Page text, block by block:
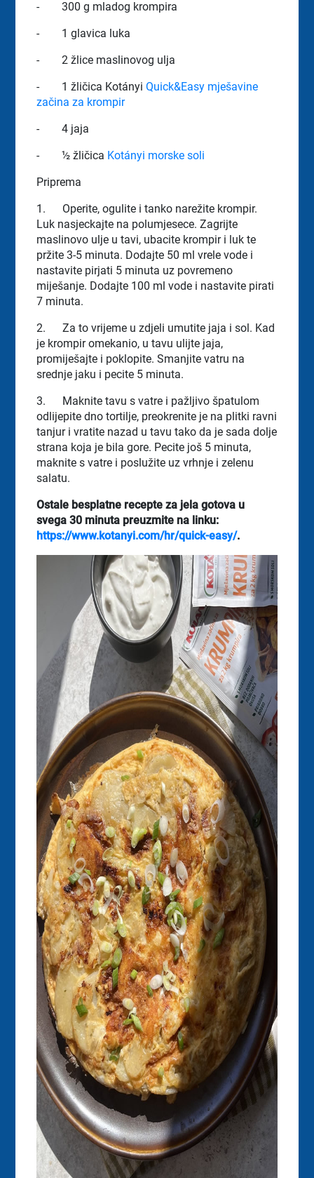
-
300 g mladog krompira
-
1 glavica luka
-
2 žlice maslinovog ulja
-
1 žličica KotányiQuick&Easy mješavine
začina za krompir
-
4 jaja
-
½ žličica Kotányi morske soli
Priprema
1.
Operite, ogulite i tanko narežite krompir.
Luk nasjeckajte na polumjesece. Zagrijte
maslinovo ulje u tavi, ubacite krompir i luk te
pržite 3-5 minuta. Dodajte 50 ml vrele vode i
nastavite pirjati 5 minuta uz povremeno
miješanje. Dodajte 100 ml vode i nastavite pirati
7 minuta.
2.
Za to vrijeme u zdjeli umutite jaja i sol. Kad
je krompir omekanio, u tavu ulijte jaja,
promiješajte i poklopite. Smanjite vatru na
srednje jaku i pecite 5 minuta.
3.
Maknite tavu s vatre i pažljivo špatulom
odlijepite dno tortilje, preokrenite je na plitki ravni
tanjur i vratite nazad u tavu tako da je sada dolje
strana koja je bila gore. Pecite još 5 minuta,
maknite s vatre i poslužite uz vrhnje i zelenu
salatu.
Ostale besplatne recepte za jela gotova u
svega 30 minuta preuzmite na linku:
https://www.kotanyi.com/hr/quick-easy/.